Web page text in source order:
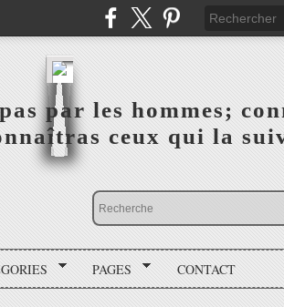
par les hommes;
ceux qui la
PAGES CONTACT